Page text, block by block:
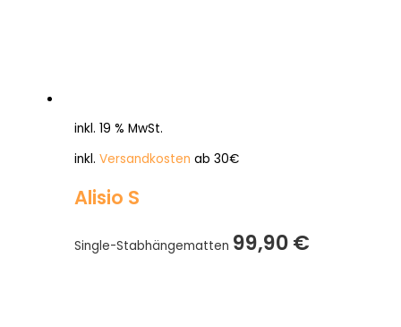
inkl. 19 % MwSt.
inkl. Versandkosten ab 30€
Alisio S
Single-Stabhängematten 99,90€